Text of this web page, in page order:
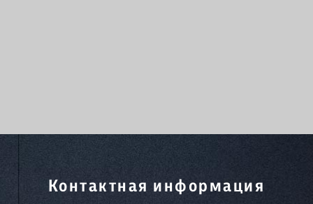
Контактная информация